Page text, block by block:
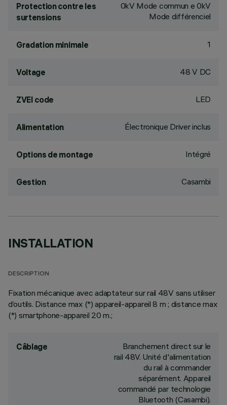
Protection contre les
surtensions
0kV Mode commun e 0kV
Mode différenciel
Gradation minimale 1
Voltage 48 V DC
ZVEI code LED
Alimentation Électronique Driver inclus
Options de montage Intégré
Gestion Casambi
INSTALLATION
DESCRIPTION
Fixation mécanique avec adaptateur sur rail 48V sans utiliser
d’outils. Distance max (*) appareil-appareil 8 m ; distance max
(*) smartphone-appareil 20 m.;
Câblage
Branchement direct sur le
rail 48V. Unité d'alimentation
du rail à commander
séparément. Appareil
commandé par technologie
Bluetooth (Casambi).